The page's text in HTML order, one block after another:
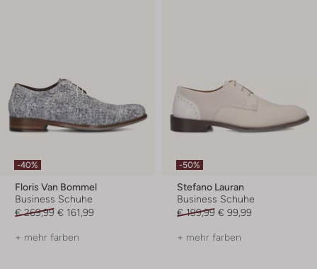
-40%
Floris Van Bommel
Business Schuhe
€ 269,99 € 161,99
+ mehr farben
-50%
Stefano Lauran
Business Schuhe
€ 199,99 € 99,99
+ mehr farben